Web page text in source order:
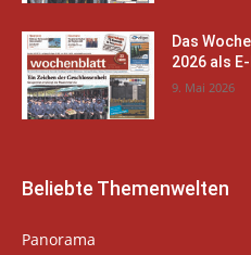
Das
2026 als
9. Mai 2026
Beliebte Themenwelten
Panorama